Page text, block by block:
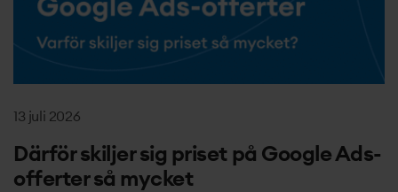
13 juli 2026
Därför skiljer sig priset på Google Ads-
offerter så mycket